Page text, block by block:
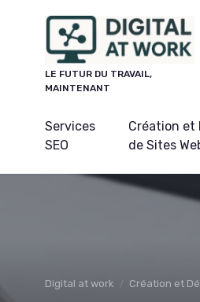
LE FUTUR DU TRAVAIL,
MAINTENANT
Services
SEO
Création et
de Sites
Digital at work Création et